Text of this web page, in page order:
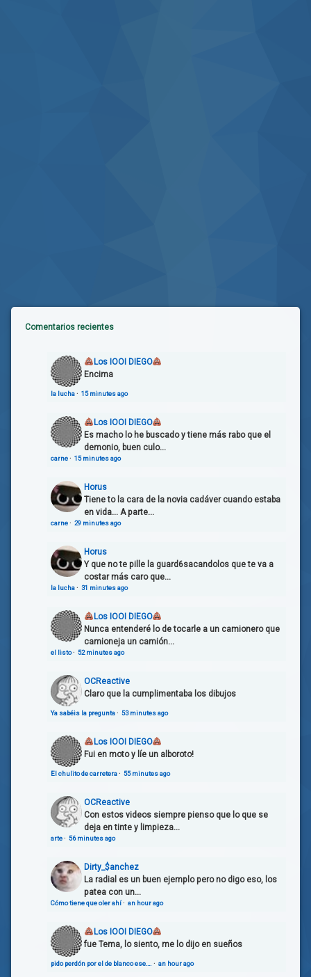
Comentarios recientes
Los IOOI DIEGO
Encima
la lucha· 15 minutes ago
Los IOOI DIEGO
Es macho lo he buscado y tiene más rabo que el
demonio, buen culo...
carne· 15 minutes ago
Horus
Tiene to la cara de la novia cadáver cuando estaba
en vida... A parte...
carne· 29 minutes ago
Horus
Y que no te pille la guard6sacandolos que te va a
costar más caro que...
la lucha· 31 minutes ago
Los IOOI DIEGO
Nunca entenderé lo de tocarle a un camionero que
camioneja un camión...
el listo· 52 minutes ago
OCReactive
Claro que la cumplimentaba los dibujos
Ya sabéis la pregunta· 53 minutes ago
Los IOOI DIEGO
Fui en moto y líe un alboroto!
El chulito de carretera· 55 minutes ago
OCReactive
Con estos videos siempre pienso que lo que se
deja en tinte y limpieza...
arte· 56 minutes ago
Dirty_$anchez
La radial es un buen ejemplo pero no digo eso, los
patea con un...
Cómo tiene que oler ahí· an hour ago
Los IOOI DIEGO
fue Tema, lo siento, me lo dijo en sueños
pido perdón por el de blanco ese…. · an hour ago